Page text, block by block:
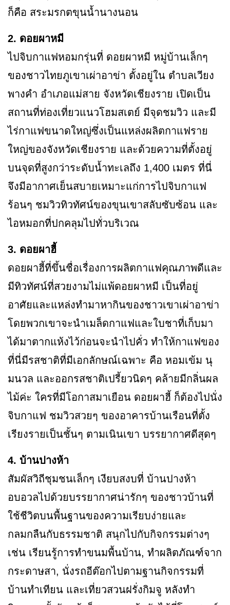
ก็คือ สระมรกตขุนน้ำนางนอน
2. ดอยผาหมี
ไปจิบกาแฟหอมกรุ่นที่ ดอยผาหมี หมู่บ้านเล็กๆ
ของชาวไทยภูเขาเผ่าอาข่า ตั้งอยู่ใน ตำบลเวียง
พางคำ อำเภอแม่สาย จังหวัดเชียงราย เปิดเป็น
สถานที่ท่องเที่ยวแนวโฮมสเตย์ มีจุดชมวิว และมี
ไร่กาแฟขนาดใหญ่ซึ่งเป็นแหล่งผลิตกาแฟราย
ใหญ่ของจังหวัดเชียงราย และด้วยความที่ตั้งอยู่
บนจุดที่สูงกว่าระดับน้ำทะเลถึง 1,400 เมตร ที่นี่
จึงมีอากาศเย็นสบายเหมาะแก่การไปจิบกาแฟ
ร้อนๆ ชมวิวทิวทัศน์ของขุนเขาสลับซับซ้อน และ
ไอหมอกที่ปกคลุมไปทั่วบริเวณ
3. ดอยผาฮี้
ดอยผาฮี้ที่ขึ้นชื่อเรื่องการผลิตกาแฟคุณภาพดีและ
มีทิวทัศน์ที่สวยงามไม่แพ้ดอยผาหมี เป็นที่อยู่
อาศัยและแหล่งทำมาหากินของชาวเขาเผ่าอาข่า
โดยพวกเขาจะนำเมล็ดกาแฟและใบชาที่เก็บมา
ได้มาตากแห้งไว้ก่อนจะนำไปคั่ว ทำให้กาแฟของ
ที่นี่มีรสชาติที่มีเอกลักษณ์เฉพาะ คือ หอมเข้ม นุ
มนวล และออกรสชาติเปรี้ยวนิดๆ คล้ายมีกลิ่นผล
ไม้ค่ะ ใครที่มีโอกาสมาเยือน ดอยผาฮี้ ก็ต้องไปนั่ง
จิบกาแฟ ชมวิวสวยๆ ของอาคารบ้านเรือนที่ตั้ง
เรียงรายเป็นชั้นๆ ตามเนินเขา บรรยากาศดีสุดๆ
4. บ้านปางห้า
สัมผัสวิถีชุมชนเล็กๆ เงียบสงบที่ บ้านปางห้า
อบอวลไปด้วยบรรยากาศน่ารักๆ ของชาวบ้านที่
ใช้ชีวิตบนพื้นฐานของความเรียบง่ายและ
กลมกลืนกับธรรมชาติ สนุกไปกับกิจกรรมต่างๆ
เช่น เรียนรู้การทำขนมพื้นบ้าน, ทำผลิตภัณฑ์จาก
กระดาษสา, นั่งรถอีต๊อกไปตามฐานกิจกรรมที่
บ้านทำเทียน และเที่ยวสวนฝรั่งกิมจู หลังทำ